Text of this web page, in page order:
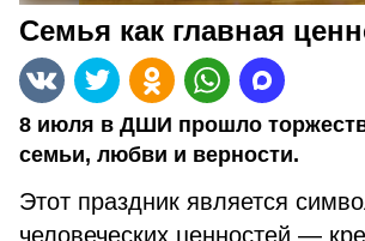
Семья как главная
8 июля в ДШИ прошло
семьи, любви и верности.
Этот праздник является
человеческих ценностей —